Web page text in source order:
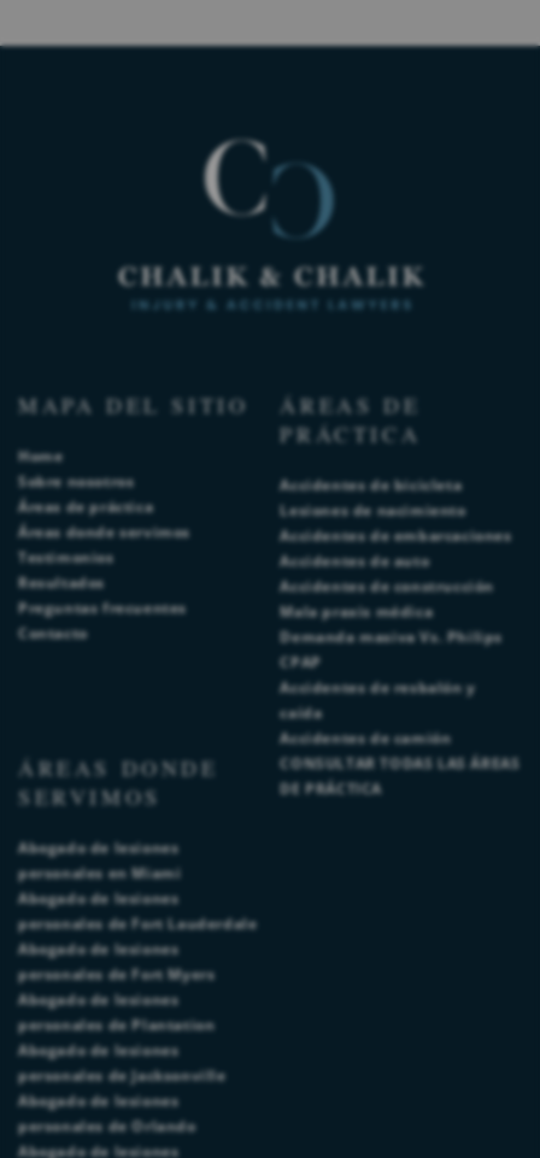
MAPA DEL SITIO
Home
Sobre nosotros
Áreas de práctica
Áreas donde servimos
Testimonios
Resultados
Preguntas frecuentes
Contacto
ÁREAS DE
PRÁCTICA
Accidentes de bicicleta
Lesiones de nacimiento
Accidentes de embarcaciones
Accidentes de auto
Accidentes de construcción
Mala praxis médica
Demanda masiva Vs. Philips
CPAP
Accidentes de resbalón y
caída
Accidentes de camión
CONSULTAR TODAS LAS ÁREAS
DE PRÁCTICA
ÁREAS DONDE
SERVIMOS
Abogado de lesiones
personales en Miami
Abogado de lesiones
personales de Fort Lauderdale
Abogado de lesiones
personales de Fort Myers
Abogado de lesiones
personales de Plantation
Abogado de lesiones
personales de Jacksonville
Abogado de lesiones
personales de Orlando
Abogado de lesiones